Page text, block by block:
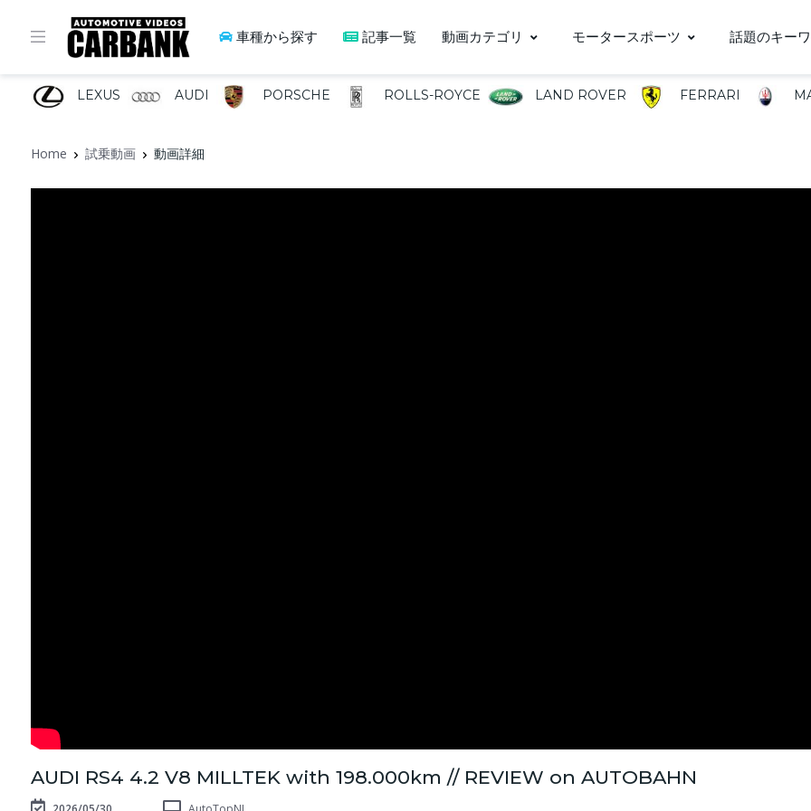
車種から探す 記事一覧 動画カテゴリ モータースポーツ 話題のキー
LEXUS AUDI PORSCHE ROLLS-ROYCE LAND ROVER FERRARI
Home 試乗動画 動画詳細
AUDI RS4 4.2 V8 MILLTEK with 198.000km // REVIEW on AUTOBAHN